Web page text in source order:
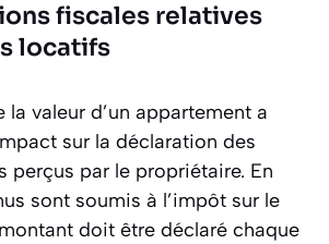
fiscales relatives
locatifs
la valeur d’un appartement a
sur la déclaration des
perçus par le propriétaire. En
sont soumis à l’impôt sur le
doit être déclaré chaque